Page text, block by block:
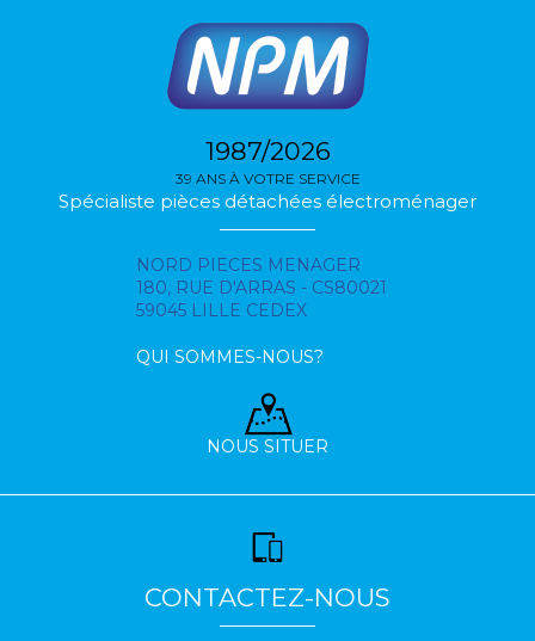
1987/2026
39 ANS À VOTRE SERVICE
Spécialiste pièces détachées électroménager
NORD PIECES MENAGER
180, RUE D'ARRAS - CS80021
59045 LILLE CEDEX
QUI SOMMES-NOUS?
NOUS SITUER
CONTACTEZ-NOUS